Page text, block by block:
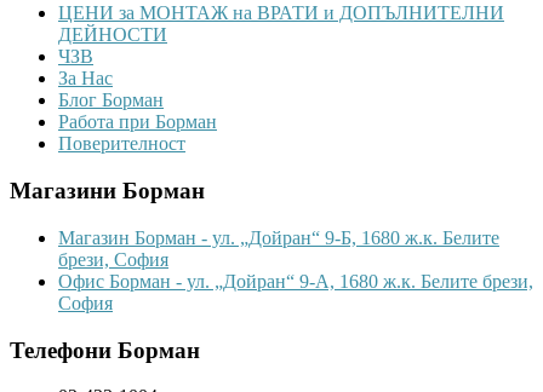
FooterЦЕНИ за МОНТАЖ на ВРАТИ и ДОПЪЛНИТЕЛНИ
ДЕЙНОСТИ
ЧЗВ
За Нас
Блог Борман
Работа при Борман
Поверителност
Магазини Борман
Магазин Борман - ул. „Дойран“ 9-Б, 1680 ж.к. Белите
брези, София
Офис Борман - ул. „Дойран“ 9-А, 1680 ж.к. Белите брези,
София
Телефони Борман